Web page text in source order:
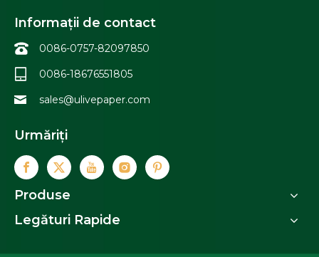
Informații de contact
0086-0757-82097850
0086-18676551805
sales@ulivepaper.com
Urmăriți
Produse
Legături Rapide